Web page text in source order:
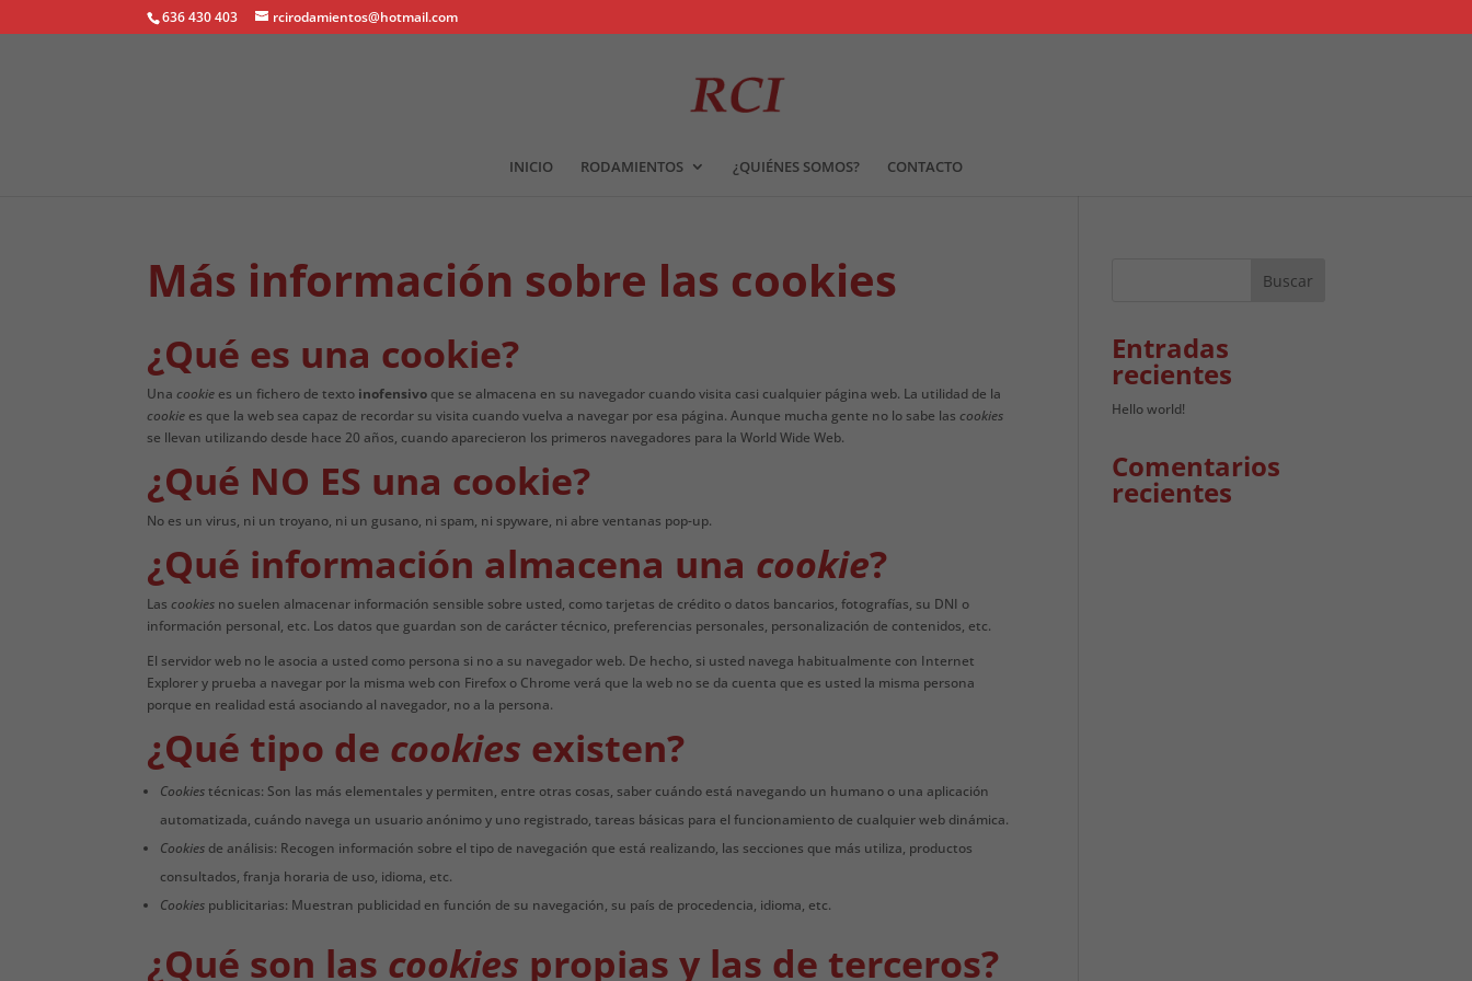
636 430 403 rcirodamientos@hotmail.com
INICIO RODAMIENTOS ¿QUIÉNES SOMOS? CONTACTO
Más información sobre las cookies
¿Qué es una cookie?
Unacookie es un fichero de texto inofensivo que se almacena en su navegador cuando visita casi cualquier página web. La utilidad de la
cookie es que la web sea capaz de recordar su visita cuando vuelva a navegar por esa página. Aunque mucha gente no lo sabe lascookies
se llevan utilizando desde hace 20 años, cuando aparecieron los primeros navegadores para la World Wide Web.
¿Qué NO ES una cookie?
No es un virus, ni un troyano, ni un gusano, ni spam, ni spyware, ni abre ventanas pop-up.
¿Qué información almacena una cookie?
Lascookies no suelen almacenar información sensible sobre usted, como tarjetas de crédito o datos bancarios, fotografías, su DNI o
información personal, etc. Los datos que guardan son de carácter técnico, preferencias personales, personalización de contenidos, etc.
El servidor web no le asocia a usted como persona si no a su navegador web. De hecho, si usted navega habitualmente con Internet
Explorer y prueba a navegar por la misma web con Firefox o Chrome verá que la web no se da cuenta que es usted la misma persona
porque en realidad está asociando al navegador, no a la persona.
¿Qué tipo de cookies existen?
Cookiestécnicas: Son las más elementales y permiten, entre otras cosas, saber cuándo está navegando un humano o una aplicación
automatizada, cuándo navega un usuario anónimo y uno registrado, tareas básicas para el funcionamiento de cualquier web dinámica.
Cookies de análisis: Recogen información sobre el tipo de navegación que está realizando, las secciones que más utiliza, productos
consultados, franja horaria de uso, idioma, etc.
Cookies publicitarias: Muestran publicidad en función de su navegación, su país de procedencia, idioma, etc.
¿Qué son las cookies propias y las de terceros?
Entradas
recientes
Hello world!
Comentarios
recientes